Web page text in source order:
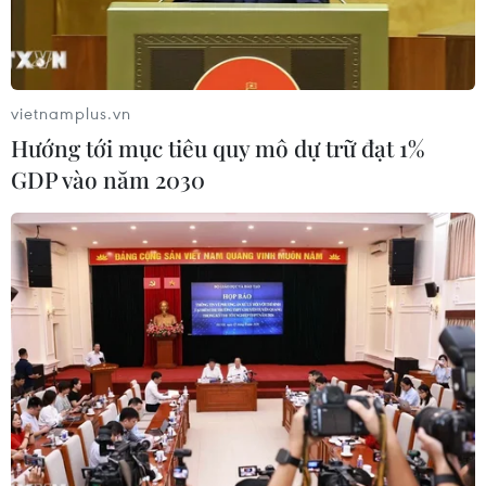
Tĩnh.
Tiền đạo ngoại binh Rafaelson (áo trắng) rực sáng với một bàn
thắng và một kiến tạo, giúp Nam Định giành chiến thắng 2-1
ngay trên sân của Hà Nội FC. (Ảnh: Việt Anh/Vietnam+)
Ở trận đấu muộn nhất vòng 14 V-League
vietnamplus.vn
Hướng tới mục tiêu quy mô dự trữ đạt 1%
GDP vào năm 2030